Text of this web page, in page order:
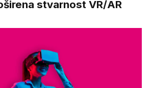
stvarnost VR/AR